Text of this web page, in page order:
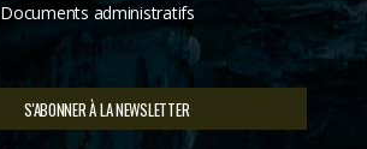
Documents administratifs
S'ABONNER À LA NEWSLETTER